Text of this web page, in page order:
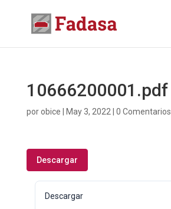
10666200001.pdf
porobice May 3, 2022 0 Comentarios
Descargar
Descargar